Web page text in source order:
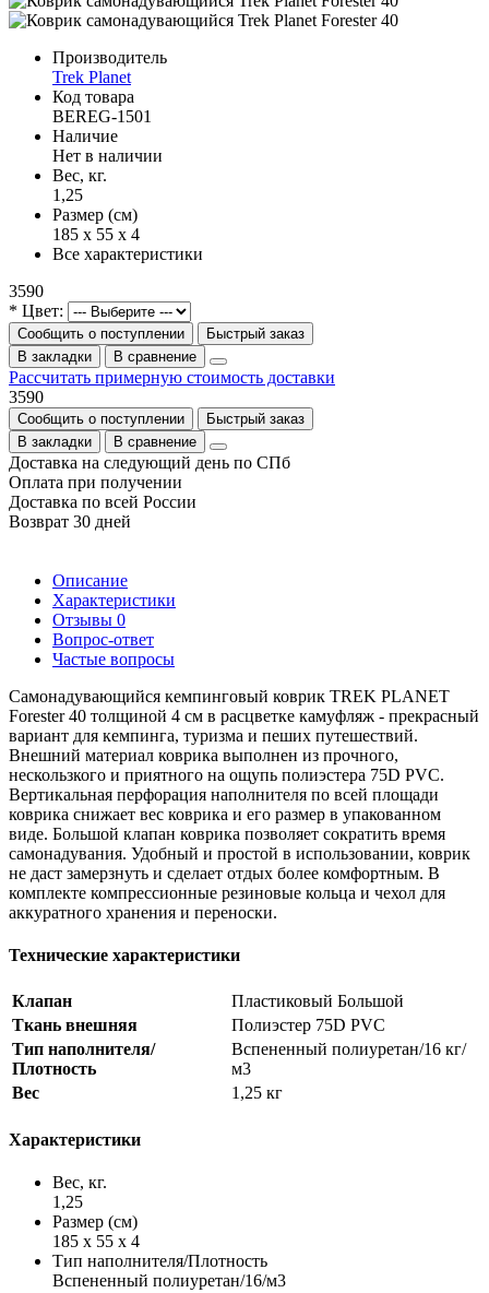
Производитель
Trek Planet
Код товара
BEREG-1501
Наличие
Нет в наличии
Вес, кг.
1,25
Размер (см)
185 х 55 х 4
Все характеристики
3590
* Цвет:
Сообщить о поступлении
Быстрый заказ
В закладки
В сравнение
Рассчитать примерную стоимость доставки
3590
Сообщить о поступлении
Быстрый заказ
В закладки
В сравнение
Доставка на следующий день по СПб
Оплата при получении
Доставка по всей России
Возврат 30 дней
Описание
Характеристики
Отзывы 0
Вопрос-ответ
Частые вопросы
Самонадувающийся кемпинговый коврик TREK PLANET
Forester 40 толщиной 4 см в расцветке камуфляж - прекрасный
вариант для кемпинга, туризма и пеших путешествий.
Внешний материал коврика выполнен из прочного,
нескользкого и приятного на ощупь полиэстера 75D PVC.
Вертикальная перфорация наполнителя по всей площади
коврика снижает вес коврика и его размер в упакованном
виде. Большой клапан коврика позволяет сократить время
самонадувания. Удобный и простой в использовании, коврик
не даст замерзнуть и сделает отдых более комфортным. В
комплекте компрессионные резиновые кольца и чехол для
аккуратного хранения и переноски.
Технические характеристики
Клапан
Пластиковый Большой
Ткань внешняя
Полиэстер 75D PVC
Тип наполнителя/
Плотность
Вспененный полиуретан/16 кг/
м3
Вес
1,25 кг
Характеристики
Вес, кг.
1,25
Размер (см)
185 х 55 х 4
Тип наполнителя/Плотность
Вспененный полиуретан/16/м3